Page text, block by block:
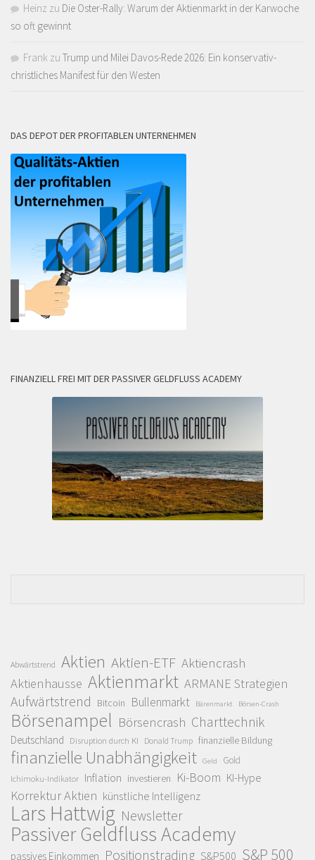
Heinz zu Die Oster-Rally: Warum der Aktienmarkt in der Karwoche
so oft gewinnt
Frank zu Trump und Milei Davos-Rede 2026: Ein konservativ-
christliches Manifest für den Westen
DAS DEPOT DER PROFITABLEN UNTERNEHMEN
FINANZIELL FREI MIT DER PASSIVER GELDFLUSS ACADEMY
Abwärtstrend Aktien Aktien-ETF Aktiencrash
Aktienhausse Aktienmarkt ARMANE Strategien
Aufwärtstrend Bitcoin Bullenmarkt Bärenmarkt Börsen-Crash
Börsenampel Börsencrash Charttechnik
Deutschland Disruption durch KI Donald Trump finanzielle Bildung
finanzielle Unabhängigkeit Geld Gold
Ichimoku-Indikator Inflation investieren Ki-Boom KI-Hype
Korrektur Aktien künstliche Intelligenz
Lars Hattwig Newsletter
Passiver Geldfluss Academy
passives Einkommen Positionstrading S&P500 S&P 500